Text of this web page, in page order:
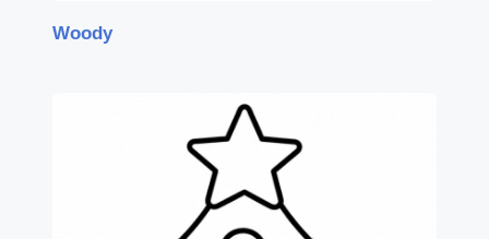
Woody